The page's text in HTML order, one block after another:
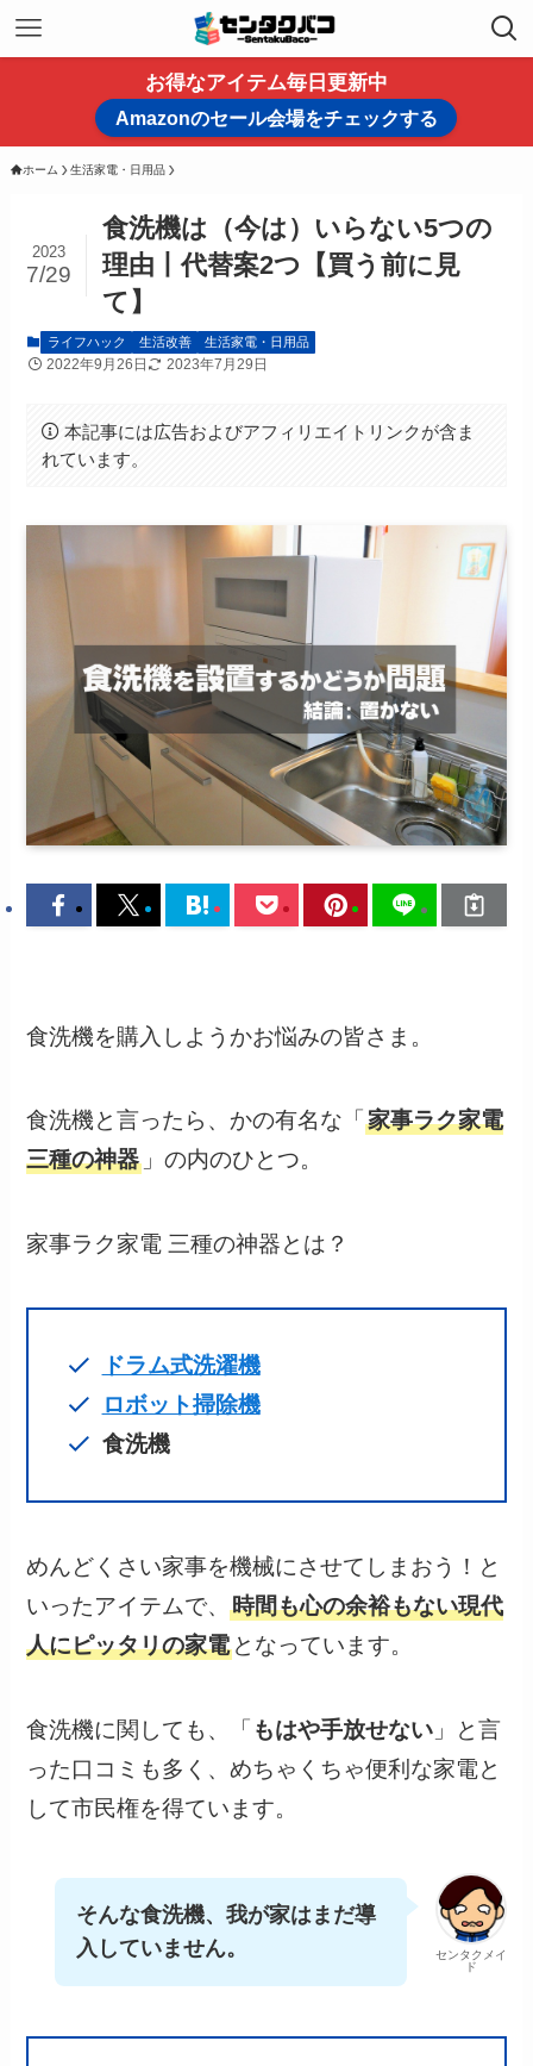
お得なアイテム毎日更新中
Amazonのセール会場をチェックする
ホーム 生活家電・日用品
食洗機は（今は）いらない5つの
理由丨代替案2つ【買う前に見
て】
2023
7/29
ライフハック 生活改善 生活家電・日用品
2022年9月26日 2023年7月29日
本記事には広告およびアフィリエイトリンクが含ま
れています。
食洗機を購入しようかお悩みの皆さま。
食洗機と言ったら、かの有名な「家事ラク家電
三種の神器 」の内のひとつ。
家事ラク家電 三種の神器とは？
ドラム式洗濯機
ロボット掃除機
食洗機
めんどくさい家事を機械にさせてしまおう！と
いったアイテムで、時間も心の余裕もない現代
人にピッタリの家電 となっています。
食洗機に関しても、「 もはや手放せない 」と言
った口コミも多く、めちゃくちゃ便利な家電と
して市民権を得ています。
センタクメイ
ド
そんな食洗機、我が家はまだ導
入していません。